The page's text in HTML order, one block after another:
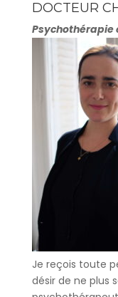
DOCTEUR
Psychothérapie
Je reçois toute
désir de ne plus